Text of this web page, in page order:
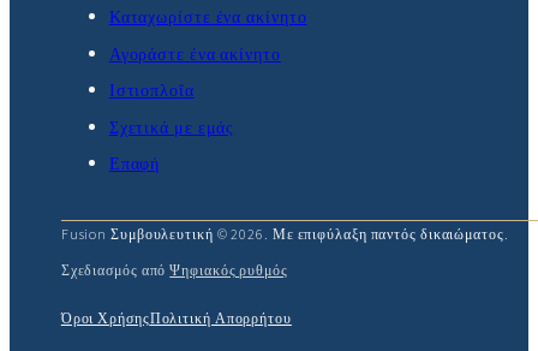
Καταχωρίστε ένα ακίνητο
Αγοράστε ένα ακίνητο
Ιστιοπλοΐα
Σχετικά με εμάς
Επαφή
Fusion Συμβουλευτική © 2026. Με επιφύλαξη παντός δικαιώματος.
Σχεδιασμός απόΨηφιακός ρυθμός
Όροι ΧρήσηςΠολιτική Απορρήτου